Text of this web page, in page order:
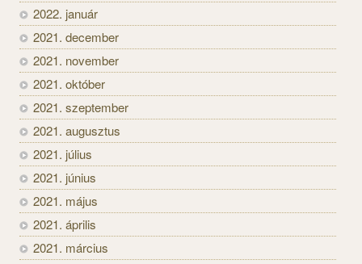
2022. január
2021. december
2021. november
2021. október
2021. szeptember
2021. augusztus
2021. július
2021. június
2021. május
2021. április
2021. március